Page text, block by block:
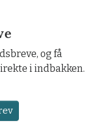
og få
i indbakken.